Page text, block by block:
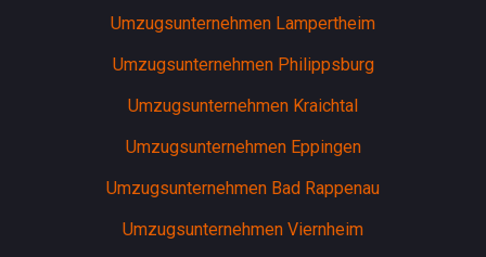
Umzugsunternehmen Lampertheim
Umzugsunternehmen Philippsburg
Umzugsunternehmen Kraichtal
Umzugsunternehmen Eppingen
Umzugsunternehmen Bad Rappenau
Umzugsunternehmen Viernheim